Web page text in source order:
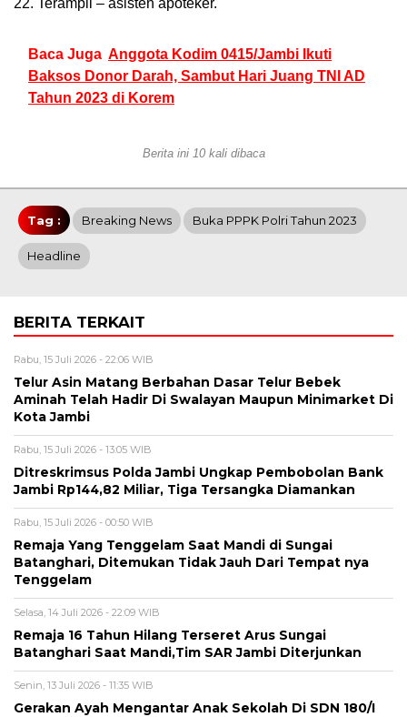
22. Terampil – asisten apoteker.
Baca Juga Anggota Kodim 0415/Jambi Ikuti
Baksos Donor Darah, Sambut Hari Juang TNI AD
Tahun 2023 di Korem
Berita ini 10 kali dibaca
Tag : Breaking News Buka PPPK Polri Tahun 2023
Headline
BERITA TERKAIT
Rabu, 15 Juli 2026 - 22:06 WIB
Telur Asin Matang Berbahan Dasar Telur Bebek
Aminah Telah Hadir Di Swalayan Maupun Minimarket Di
Kota Jambi
Rabu, 15 Juli 2026 - 13:05 WIB
Ditreskrimsus Polda Jambi Ungkap Pembobolan Bank
Jambi Rp144,82 Miliar, Tiga Tersangka Diamankan
Rabu, 15 Juli 2026 - 00:50 WIB
Remaja Yang Tenggelam Saat Mandi di Sungai
Batanghari, Ditemukan Tidak Jauh Dari Tempat nya
Tenggelam
Selasa, 14 Juli 2026 - 22:09 WIB
Remaja 16 Tahun Hilang Terseret Arus Sungai
Batanghari Saat Mandi,Tim SAR Jambi Diterjunkan
Senin, 13 Juli 2026 - 11:35 WIB
Gerakan Ayah Mengantar Anak Sekolah Di SDN 180/I